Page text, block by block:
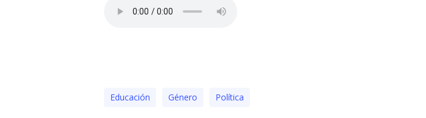
Educación Género Polí­tica